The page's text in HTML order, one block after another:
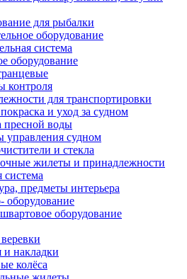
для рыбалки
оборудование
система
оборудование
контроля
для транспортировки
и уход за судном
пресной воды
управления судном
и стекла
жилеты и принадлежности
система
предметы интерьера
оборудование
оборудование
и накладки
колёса